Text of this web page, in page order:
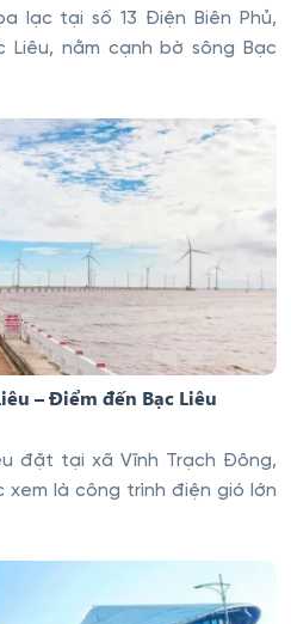
lạc tại số 13 Điện Biên Phủ,
Liêu, nằm cạnh bờ sông Bạc
– Điểm đến Bạc Liêu
đặt tại xã Vĩnh Trạch Đông,
xem là công trình điện gió lớn